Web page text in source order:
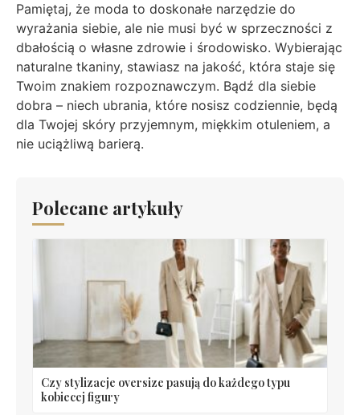
Pamiętaj, że moda to doskonałe narzędzie do
wyrażania siebie, ale nie musi być w sprzeczności z
dbałością o własne zdrowie i środowisko. Wybierając
naturalne tkaniny, stawiasz na jakość, która staje się
Twoim znakiem rozpoznawczym. Bądź dla siebie
dobra – niech ubrania, które nosisz codziennie, będą
dla Twojej skóry przyjemnym, miękkim otuleniem, a
nie uciążliwą barierą.
Polecane artykuły
Czy stylizacje oversize pasują do każdego typu
kobiecej figury